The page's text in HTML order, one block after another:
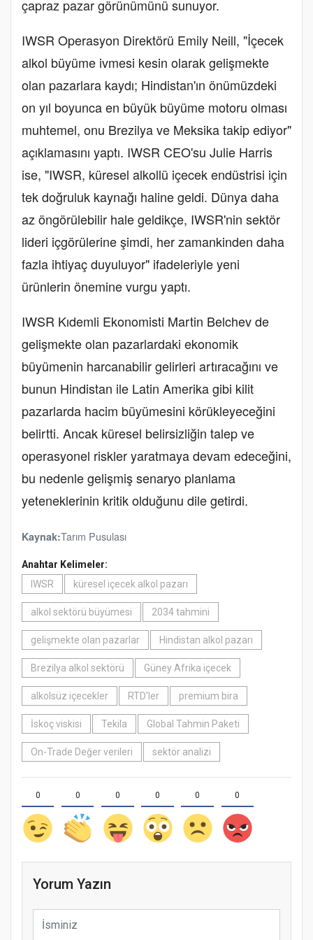
çapraz pazar görünümünü sunuyor.
IWSR Operasyon Direktörü Emily Neill, "İçecek
alkol büyüme ivmesi kesin olarak gelişmekte
olan pazarlara kaydı; Hindistan'ın önümüzdeki
on yıl boyunca en büyük büyüme motoru olması
muhtemel, onu Brezilya ve Meksika takip ediyor"
açıklamasını yaptı. IWSR CEO'su Julie Harris
ise, "IWSR, küresel alkollü içecek endüstrisi için
tek doğruluk kaynağı haline geldi. Dünya daha
az öngörülebilir hale geldikçe, IWSR'nin sektör
lideri içgörülerine şimdi, her zamankinden daha
fazla ihtiyaç duyuluyor" ifadeleriyle yeni
ürünlerin önemine vurgu yaptı.
IWSR Kıdemli Ekonomisti Martin Belchev de
gelişmekte olan pazarlardaki ekonomik
büyümenin harcanabilir gelirleri artıracağını ve
bunun Hindistan ile Latin Amerika gibi kilit
pazarlarda hacim büyümesini körükleyeceğini
belirtti. Ancak küresel belirsizliğin talep ve
operasyonel riskler yaratmaya devam edeceğini,
bu nedenle gelişmiş senaryo planlama
yeteneklerinin kritik olduğunu dile getirdi.
Kaynak:Tarım Pusulası
Anahtar Kelimeler:
IWSR
küresel içecek alkol pazarı
alkol sektörü büyümesi 2034 tahmini
gelişmekte olan pazarlar Hindistan alkol pazarı
Brezilya alkol sektörü Güney Afrika içecek
alkolsüz içecekler RTD'ler premium bira
İskoç viskisi Tekila Global Tahmin Paketi
On-Trade Değer verileri sektör analizi
0 0 0 0 0 0
Yorum Yazın